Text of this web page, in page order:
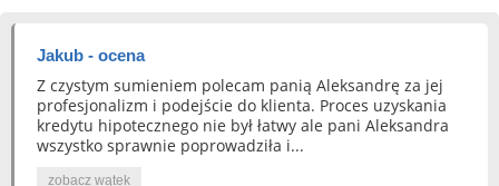
Jakub - ocena
Z czystym sumieniem polecam panią Aleksandrę za jej
profesjonalizm i podejście do klienta. Proces uzyskania
kredytu hipotecznego nie był łatwy ale pani Aleksandra
wszystko sprawnie poprowadziła i...
zobacz wątek